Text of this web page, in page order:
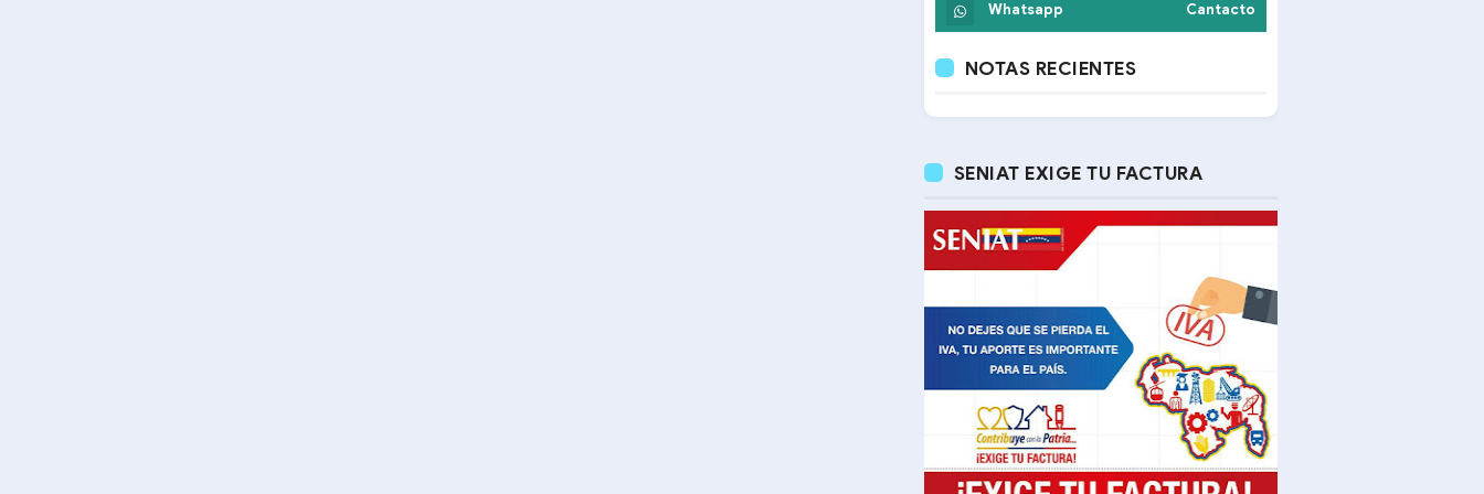
Whatsapp Cantacto
NOTAS RECIENTES
SENIAT EXIGE TU FACTURA